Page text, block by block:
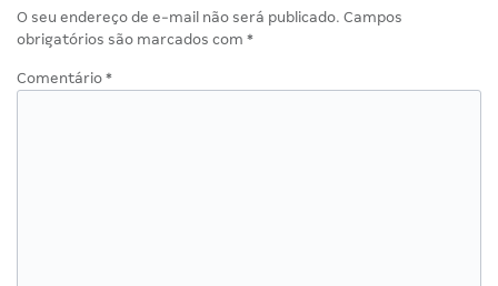
O seu endereço de e-mail não será publicado. Campos
obrigatórios são marcados com *
Comentário *